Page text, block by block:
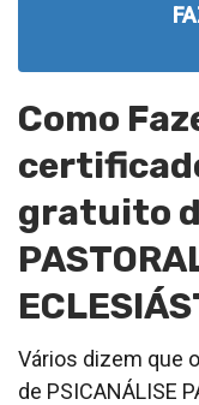
Como
gratuito
Vários dizem que
de PSICANÁLISE